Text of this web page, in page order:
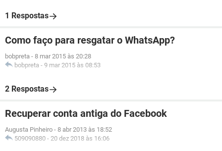
1 Respostas
Como faço para resgatar o WhatsApp?
bobpreta - 8 mar 2015 às 20:28
bobpreta - 9 mar 2015 às 08:53
2 Respostas
Recuperar conta antiga do Facebook
Augusta Pinheiro - 8 abr 2013 às 18:52
509090880 - 20 dez 2018 às 16:06